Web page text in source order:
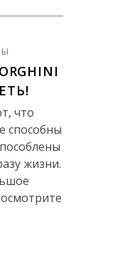
что
способны
жизни.